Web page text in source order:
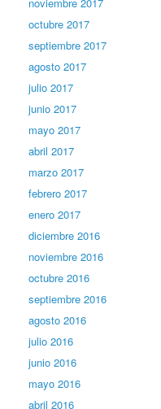
octubre 2017
septiembre 2017
agosto 2017
julio 2017
junio 2017
mayo 2017
abril 2017
marzo 2017
febrero 2017
enero 2017
diciembre 2016
noviembre 2016
octubre 2016
septiembre 2016
agosto 2016
julio 2016
junio 2016
mayo 2016
abril 2016